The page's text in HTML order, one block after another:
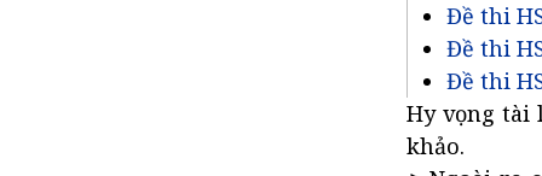
Đề thi
Đề thi
Đề thi
Hy vọng tài
khảo.